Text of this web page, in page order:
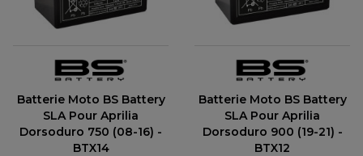
Batterie Moto BS Battery
SLA Pour Aprilia
Dorsoduro 750 (08-16) -
BTX14
Batterie Moto BS Battery
SLA Pour Aprilia
Dorsoduro 900 (19-21) -
BTX12